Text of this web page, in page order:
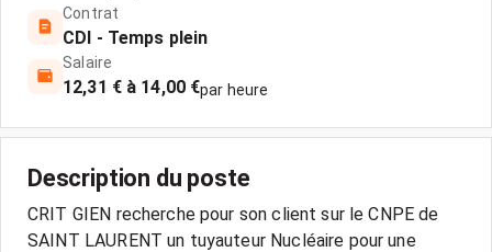
Contrat
CDI - Temps plein
Salaire
12,31 € à 14,00 €par heure
Description du poste
CRIT GIEN recherche pour son client sur le CNPE de
SAINT LAURENT un tuyauteur Nucléaire pour une